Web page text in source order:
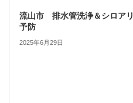
流山市 排水管洗浄＆シロアリ
予防
2025年6月29日